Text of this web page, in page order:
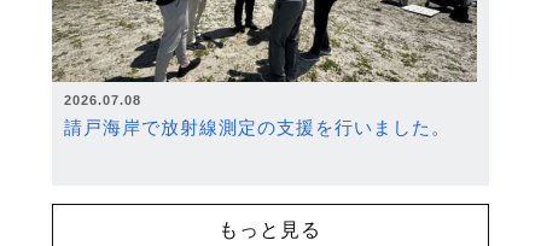
2026.07.08
請戸海岸で放射線測定の支援を行いました。
もっと見る